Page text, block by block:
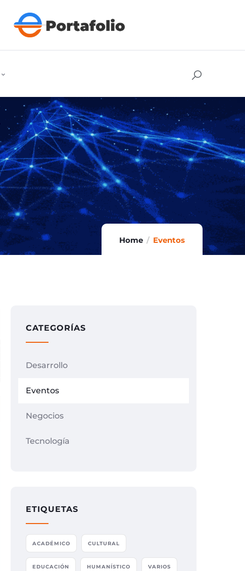
Home Eventos
CATEGORÍAS
Desarrollo
Eventos
Negocios
Tecnología
ETIQUETAS
ACADÉMICO CULTURAL
EDUCACIÓN HUMANÍSTICO VARIOS